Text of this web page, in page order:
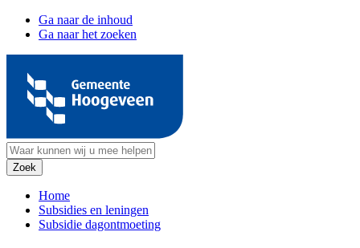
Ga naar de inhoud
Ga naar het zoeken
Home
Subsidies en leningen
Subsidie dagontmoeting